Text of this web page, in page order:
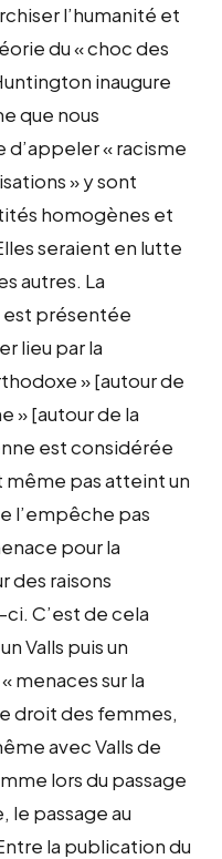
l’humanité et
du « choc des
inaugure
que nous
« racisme
» y sont
homogènes et
seraient en lutte
autres. La
est présentée
lieu par la
» [autour de
» [autour de la
est considérée
même pas atteint un
l’empêche pas
pour la
des raisons
C’est de cela
Valls puis un
menaces sur la
droit des femmes,
avec Valls de
lors du passage
le passage au
la publication du